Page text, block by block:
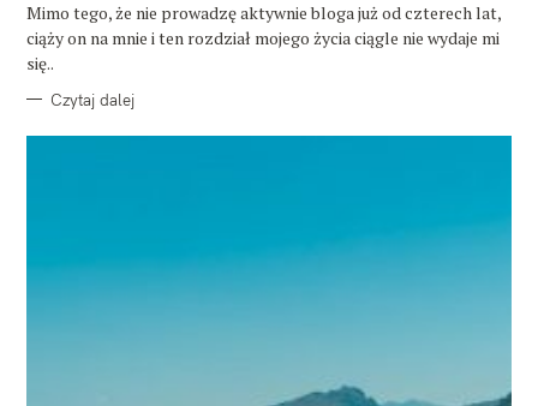
O
R
I
Mimo tego, że nie prowadzę aktywnie bloga już od czterech lat,
ciąży on na mnie i ten rozdział mojego życia ciągle nie wydaje mi
się..
Czytaj dalej